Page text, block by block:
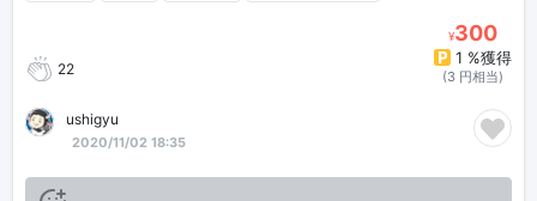
22
¥300
1 %獲得
(3 円相当)
ushigyu
2020/11/02 18:35